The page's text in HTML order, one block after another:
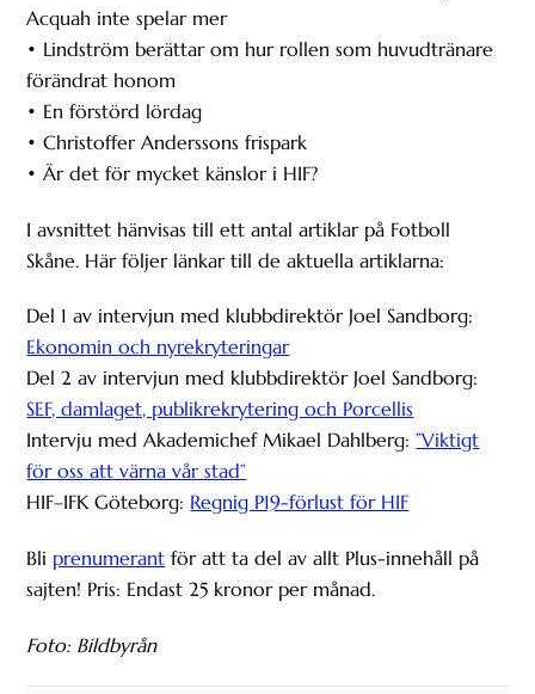
Acquah inte spelar mer
• Lindström berättar om hur rollen som huvudtränare
förändrat honom
• En förstörd lördag
• Christoffer Anderssons frispark
• Är det för mycket känslor i HIF?
I avsnittet hänvisas till ett antal artiklar på Fotboll
Skåne. Här följer länkar till de aktuella artiklarna:
Del 1 av intervjun med klubbdirektör Joel Sandborg:
Ekonomin och nyrekryteringar
Del 2 av intervjun med klubbdirektör Joel Sandborg:
SEF, damlaget, publikrekrytering och Porcellis
Intervju med Akademichef Mikael Dahlberg:”Viktigt
för oss att värna vår stad”
HIF–IFK Göteborg: Regnig P19-förlust för HIF
Bli prenumerant för att ta del av allt Plus-innehåll på
sajten! Pris: Endast 25 kronor per månad.
Foto: Bildbyrån